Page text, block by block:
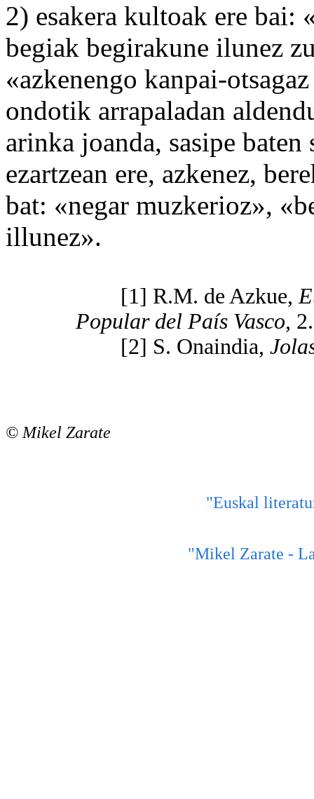
2) esakera kultoak ere bai:
begiak begirakune ilunez
«azkenengo kanpai-
ondotik arrapaladan
arinka joanda, sasipe
ezartzean ere, azkenez,
bat: «negar muzkerioz»,
illunez».
[1] R.M. de Azkue,
Popular del País Vasco,
[2] S. Onaindia,
© Mikel Zarate
"Euskal
"Mikel Zarate -